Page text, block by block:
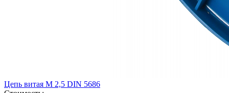
Цепь витая М 2,5 DIN 5686